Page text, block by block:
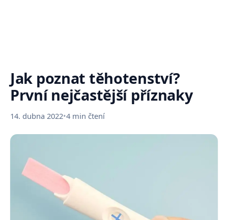
Jak poznat těhotenství?
První nejčastější příznaky
14. dubna 2022•4 min čtení